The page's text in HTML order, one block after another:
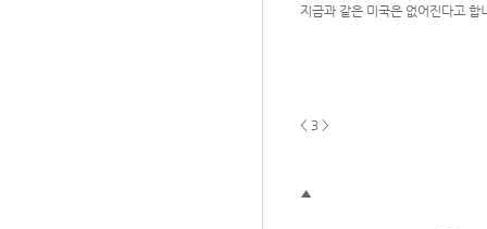
지금과 같은 미국은 없어진다고 합
< 3 >
▲